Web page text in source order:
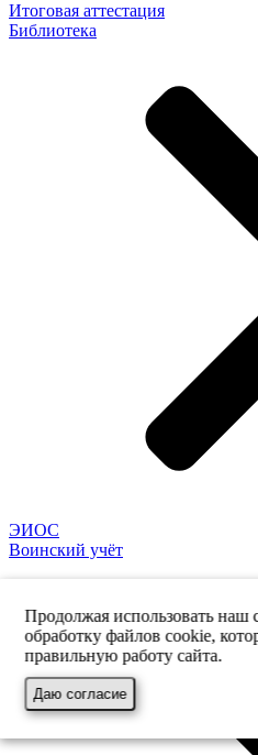
Итоговая аттестация
Библиотека
ЭИОС
Воинский учёт
Продолжая использовать наш
обработку файлов cookie,
правильную работу сайта.
Даю согласие